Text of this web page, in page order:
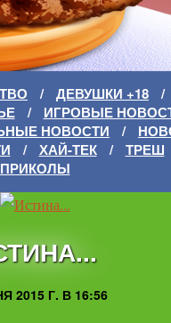
/ ДЕВУШКИ +18 /
/ ИГРОВЫЕ
НОВОСТИ /
/ ХАЙ-ТЕК / ТРЕШ
ПРИКОЛЫ
2015 Г. В 16:56